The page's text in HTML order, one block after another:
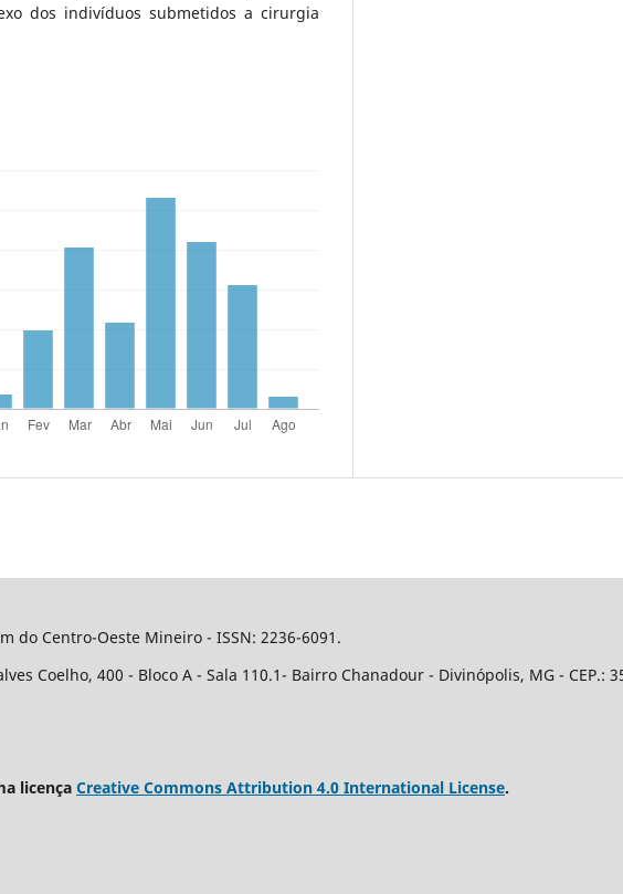
dos indivíduos submetidos a cirurgia
do Centro-Oeste Mineiro - ISSN: 2236-6091.
Coelho, 400 - Bloco A - Sala 110.1- Bairro Chanadour - Divinópolis, MG - CEP.:
licença Creative Commons Attribution 4.0 International License.